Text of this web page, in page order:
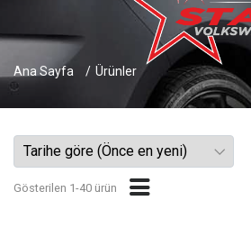
Ana Sayfa Ürünler
Gösterilen 1-40 ürün